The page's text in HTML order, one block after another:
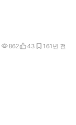
1년 전
862 43 16